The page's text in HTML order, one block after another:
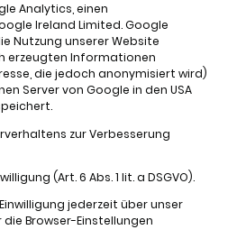
Analytics, einen
Ireland Limited. Google
Nutzung unserer Website
erzeugten Informationen
die jedoch anonymisiert wird)
Server von Google in den USA
zur Verbesserung
(Art. 6 Abs. 1 lit. a DSGVO).
jederzeit über unser
Browser-Einstellungen